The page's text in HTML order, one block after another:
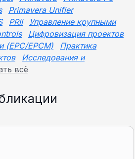
Primavera Unifier
PRII
Управление крупными
Цифровизация проектов
(EPC/EPCM)
Практика
Исследования и
всё